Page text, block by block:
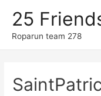
25
Roparun team 278